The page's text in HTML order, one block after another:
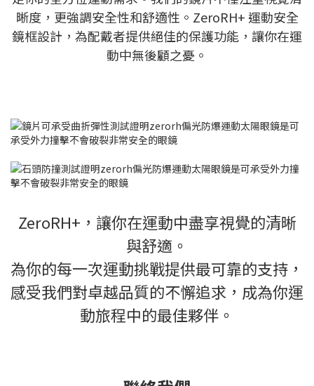
晰度，更強調安全性和舒適性。ZeroRH+ 運動安全
鏡框設計，為配戴者提供絕佳的保護功能，讓你在運
動中無後顧之憂。
ZeroRH+，讓你在運動中盡享視覺的清晰
與舒適。
為你的每一次運動挑戰提供最可靠的支持，
感受我們對卓越品質的不懈追求，成為你運
動旅程中的最佳夥伴。